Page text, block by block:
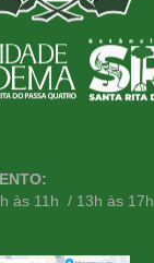
às 11h / 13h às 17h